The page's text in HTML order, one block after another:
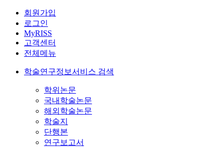
회원가입
로그인
MyRISS
고객센터
전체메뉴
학술연구정보서비스 검색
학위논문
국내학술논문
해외학술논문
학술지
단행본
연구보고서